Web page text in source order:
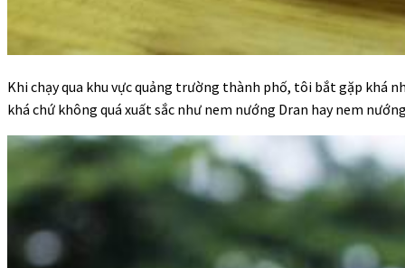
Khi chạy qua khu vực quảng trường thành phố, tôi bắt gặp khá
khá chứ không quá xuất sắc như nem nướng Dran hay nem